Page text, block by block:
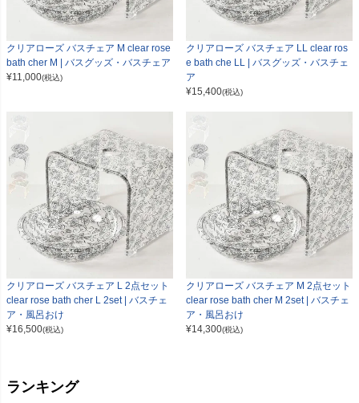
クリアローズ バスチェア M clear rose
bath cher M | バスグッズ・バスチェア
¥11,000(税込)
クリアローズ バスチェア LL clear ros
e bath che LL | バスグッズ・バスチェ
ア
¥15,400(税込)
クリアローズ バスチェア L 2点セット
clear rose bath cher L 2set | バスチェ
ア・風呂おけ
¥16,500(税込)
クリアローズ バスチェア M 2点セット
clear rose bath cher M 2set | バスチェ
ア・風呂おけ
¥14,300(税込)
ランキング